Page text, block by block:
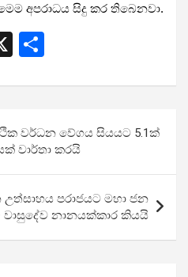
අපරාධය සිදු කර තිබෙනවා.
X
ar
වර්ධන වේගය සියයට 5.1ක්
වාර්තා කරයි
පරාජයට මහා ජන
නානයක්කාර කියයි